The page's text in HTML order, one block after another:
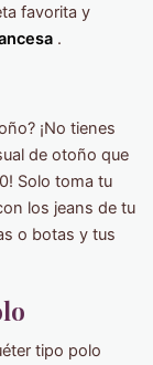
favorita y
.
¡No tienes
de otoño que
Solo toma tu
los jeans de tu
o botas y tus
tipo polo